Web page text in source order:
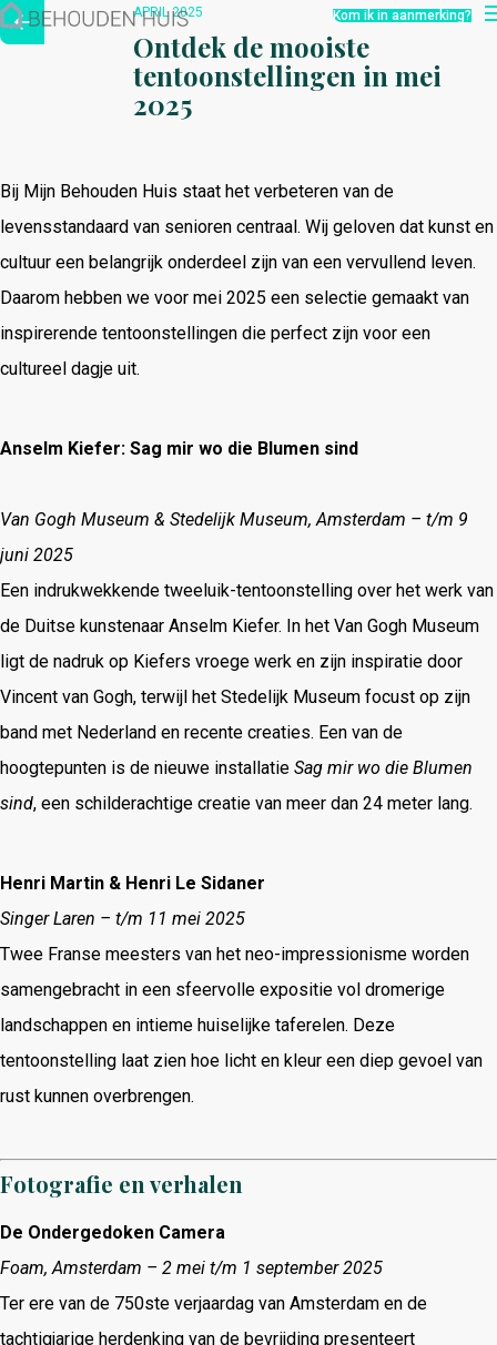
Hoe werkt het?
Over ons
Nieuwsbrief
Kom ik in aanmerking?
APRIL 2025
Ontdek de mooiste
tentoonstellingen in mei
2025
Bij Mijn Behouden Huis staat het verbeteren van de
levensstandaard van senioren centraal. Wij geloven dat kunst en
cultuur een belangrijk onderdeel zijn van een vervullend leven.
Daarom hebben we voor mei 2025 een selectie gemaakt van
inspirerende tentoonstellingen die perfect zijn voor een
cultureel dagje uit.
Anselm Kiefer: Sag mir wo die Blumen sind
Van Gogh Museum & Stedelijk Museum, Amsterdam – t/m 9
juni 2025
Een indrukwekkende tweeluik-tentoonstelling over het werk van
de Duitse kunstenaar Anselm Kiefer. In het Van Gogh Museum
ligt de nadruk op Kiefers vroege werk en zijn inspiratie door
Vincent van Gogh, terwijl het Stedelijk Museum focust op zijn
band met Nederland en recente creaties. Een van de
hoogtepunten is de nieuwe installatie Sag mir wo die Blumen
sind, een schilderachtige creatie van meer dan 24 meter lang.
Henri Martin & Henri Le Sidaner
Singer Laren – t/m 11 mei 2025
Twee Franse meesters van het neo-impressionisme worden
samengebracht in een sfeervolle expositie vol dromerige
landschappen en intieme huiselijke taferelen. Deze
tentoonstelling laat zien hoe licht en kleur een diep gevoel van
rust kunnen overbrengen.
Fotografie en verhalen
De Ondergedoken Camera
Foam, Amsterdam – 2 mei t/m 1 september 2025
Ter ere van de 750ste verjaardag van Amsterdam en de
tachtigjarige herdenking van de bevrijding presenteert